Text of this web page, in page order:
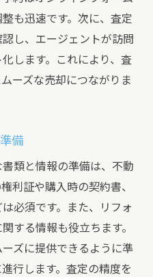
も迅速です。次に、査定
し、エージェントが訪問
します。これにより、査
ーズな売却につながりま
備
類と情報の準備は、不動
利証や購入時の契約書、
必須です。また、リフォ
する情報も役立ちます。
ズに提供できるように準
行します。査定の精度を